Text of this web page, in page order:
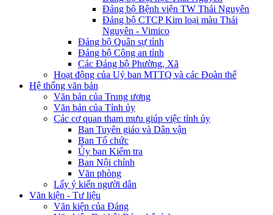
Đảng bộ Bệnh viện TW Thái Nguyên
Đảng bộ CTCP Kim loại màu Thái
Nguyên - Vimico
Đảng bộ Quân sự tỉnh
Đảng bộ Công an tỉnh
Các Đảng bộ Phường, Xã
Hoạt động của Uỷ ban MTTQ và các Đoàn thể
Hệ thống văn bản
Văn bản của Trung ương
Văn bản của Tỉnh ủy
Các cơ quan tham mưu giúp việc tỉnh ủy
Ban Tuyên giáo và Dân vận
Ban Tổ chức
Ủy ban Kiểm tra
Ban Nội chính
Văn phòng
Lấy ý kiến người dân
Văn kiện - Tư liệu
Văn kiện của Đảng